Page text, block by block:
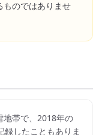
ものではありませ
地帯で、2018年の
したこともありま